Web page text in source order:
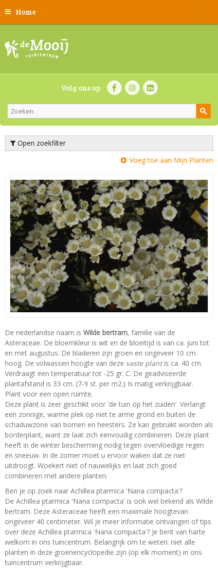
Home
Volg ons op
Open zoekfilter
Voeg toe aan Mijn Planten
De nederlandse naam is Wilde bertram, familie van de
Asteraceae. De bloemkleur is wit en de bloeitijd is van ca. juni tot
en met augustus. De bladeren zijn groen en ongeveer 10 cm.
hoog. De volwassen hoogte van deze vaste plantis ca. 40 cm.
Verdraagt een temperatuur tot -25 gr. C. De geadviseerde
plantafstand is 33 cm. (7-9 st. per m2.) Is matig verkrijgbaar.
Plant voor een open ruimte.
Deze plant is zeer geschikt voor 'de tuin op het zuiden'. Verlangt
een zonnige, warme plek op niet te arme grond en buiten de
schaduwzone van bomen en heesters. Ze kan gebruikt worden als
borderplant, want ze laat zich eenvoudig combineren. Deze plant
heeft in de winter bescherming nodig tegen overvloedige regen
en sneeuw. In de zomer moet u ervoor waken dat ze niet
uitdroogt. Woekert niet of nauwelijks en laat zich goed
combineren met andere planten.
Ben je op zoek naar Achillea ptarmica 'Nana compacta'?
De Achillea ptarmica 'Nana compacta' is ook wel bekend als Wilde
bertram. Deze Asteraceae heeft een maximale hoogtevan
ongeveer 40 centimeter. Wil je meer informatie ontvangen of tips
over deze Achillea ptarmica 'Nana compacta'? Je bent van harte
welkom in ons tuincentrum. Belangrijk om te weten: niet alle
planten in deze groenencyclopedie zijn (op elk moment) in ons
tuincentrum verkrijgbaar.